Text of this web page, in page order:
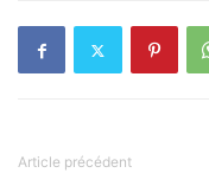
Article précédent